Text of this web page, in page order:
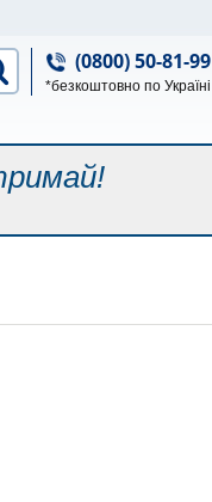
(0800) 50-81-99
*безкоштовно по Україні